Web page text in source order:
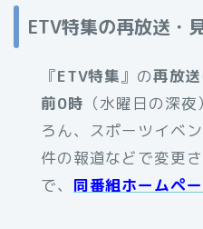
ETV特集の再放送・
『ETV特集』の再放送
前0時 （水曜日の深
ろん、スポーツイベ
件の報道などで変更
で、 同番組ホームペ